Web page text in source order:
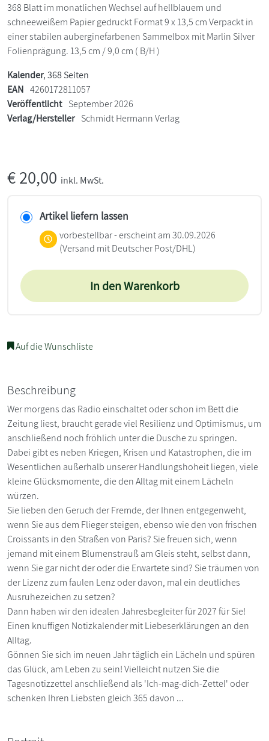
368 Blatt im monatlichen Wechsel auf hellblauem und
schneeweißem Papier gedruckt Format 9 x 13,5 cm Verpackt in
einer stabilen auberginefarbenen Sammelbox mit Marlin Silver
Folienprägung. 13,5 cm / 9,0 cm ( B/H )
Kalender, 368 Seiten
EAN 4260172811057
Veröffentlicht September 2026
Verlag/Hersteller Schmidt Hermann Verlag
€20,00 inkl. MwSt.
Artikel liefern lassen
vorbestellbar - erscheint am 30.09.2026
(Versand mit Deutscher Post/DHL)
In den Warenkorb
Auf die Wunschliste
Beschreibung
Wer morgens das Radio einschaltet oder schon im Bett die
Zeitung liest, braucht gerade viel Resilienz und Optimismus, um
anschließend noch fröhlich unter die Dusche zu springen.
Dabei gibt es neben Kriegen, Krisen und Katastrophen, die im
Wesentlichen außerhalb unserer Handlungshoheit liegen, viele
kleine Glücksmomente, die den Alltag mit einem Lächeln
würzen.
Sie lieben den Geruch der Fremde, der Ihnen entgegenweht,
wenn Sie aus dem Flieger steigen, ebenso wie den von frischen
Croissants in den Straßen von Paris? Sie freuen sich, wenn
jemand mit einem Blumenstrauß am Gleis steht, selbst dann,
wenn Sie gar nicht der oder die Erwartete sind? Sie träumen von
der Lizenz zum faulen Lenz oder davon, mal ein deutliches
Ausruhezeichen zu setzen?
Dann haben wir den idealen Jahresbegleiter für 2027 für Sie!
Einen knuffigen Notizkalender mit Liebeserklärungen an den
Alltag.
Gönnen Sie sich im neuen Jahr täglich ein Lächeln und spüren
das Glück, am Leben zu sein! Vielleicht nutzen Sie die
Tagesnotizzettel anschließend als 'Ich-mag-dich-Zettel' oder
schenken Ihren Liebsten gleich 365 davon ...